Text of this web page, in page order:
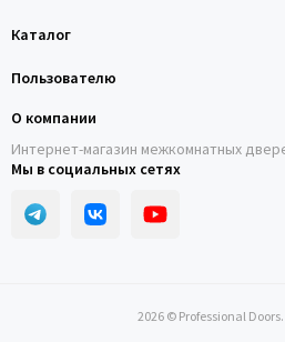
Каталог
Пользователю
О компании
Интернет-магазин межкомнатных
Мы в социальных сетях
2026 © Professional Doors.